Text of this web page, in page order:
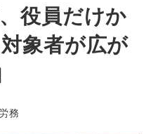
役員だけか
象者が広が
リー
務